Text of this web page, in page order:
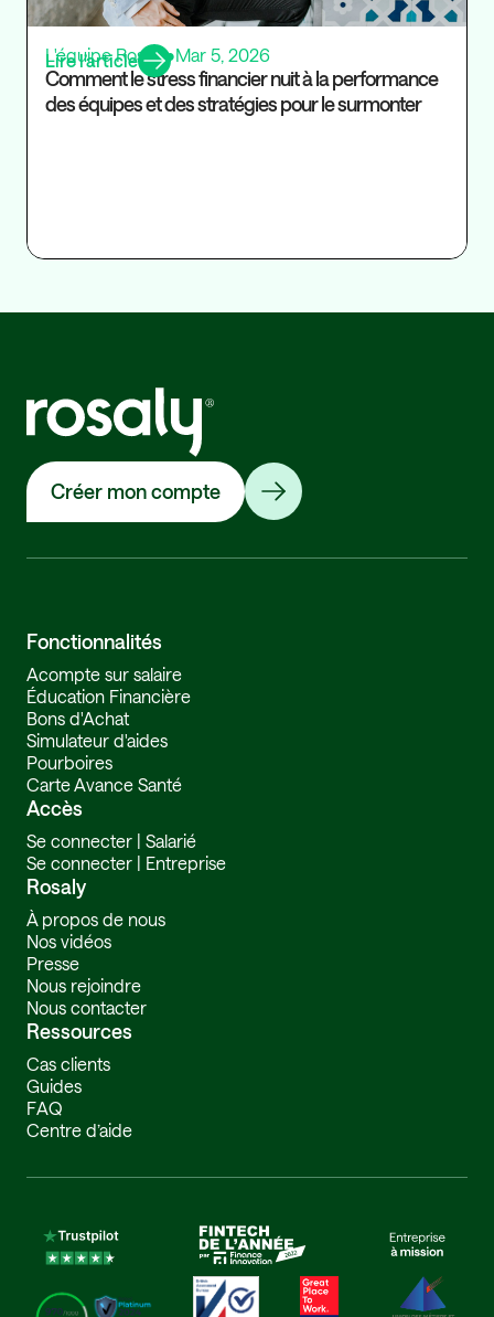
L'équipe Rosaly•Mar 5, 2026
Comment le stress financier nuit à la performance
des équipes et des stratégies pour le surmonter
Lire l’article
Créer mon compte
Fonctionnalités
Acompte sur salaire
Éducation Financière
Bons d'Achat
Simulateur d'aides
Pourboires
Carte Avance Santé
Accès
Se connecter | Salarié
Se connecter | Entreprise
Rosaly
À propos de nous
Nos vidéos
Presse
Nous rejoindre
Nous contacter
Ressources
Cas clients
Guides
FAQ
Centre d’aide